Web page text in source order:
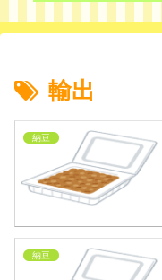
輸出
納豆
納豆